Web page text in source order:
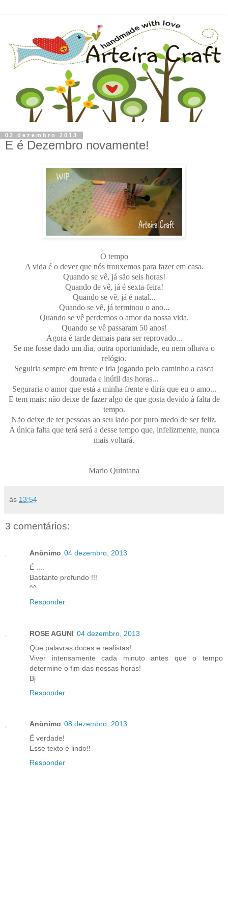
02 dezembro 2013
E é Dezembro novamente!
O tempo
A vida é o dever que nós trouxemos para fazer em casa.
Quando se vê, já são seis horas!
Quando de vê, já é sexta-feira!
Quando se vê, já é natal...
Quando se vê, já terminou o ano...
Quando se vê perdemos o amor da nossa vida.
Quando se vê passaram 50 anos!
Agora é tarde demais para ser reprovado...
Se me fosse dado um dia, outra oportunidade, eu nem olhava o
relógio.
Seguiria sempre em frente e iria jogando pelo caminho a casca
dourada e inútil das horas...
Seguraria o amor que está a minha frente e diria que eu o amo...
E tem mais: não deixe de fazer algo de que gosta devido à falta de
tempo.
Não deixe de ter pessoas ao seu lado por puro medo de ser feliz.
A única falta que terá será a desse tempo que, infelizmente, nunca
mais voltará.
Mario Quintana
às 13:54
3 comentários:
Anônimo 04 dezembro, 2013
É ....
Bastante profundo !!!
^^
Responder
ROSE AGUNI 04 dezembro, 2013
Que palavras doces e realistas!
Viver intensamente cada minuto antes que o tempo
determine o fim das nossas horas!
Bj
Responder
Anônimo 08 dezembro, 2013
É verdade!
Esse texto é lindo!!
Responder